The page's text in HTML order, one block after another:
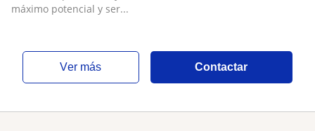
máximo potencial y ser...
ver más Contactar